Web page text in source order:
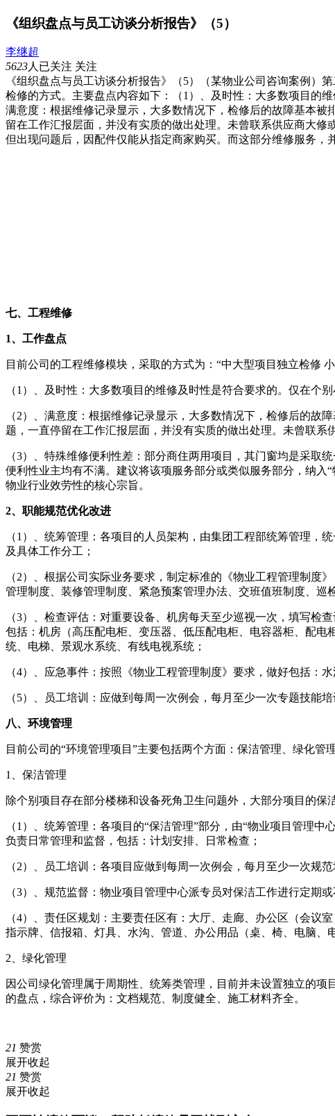
《组织盘点与员工访谈分析报告》（5）
李继超
5623人已关注 关注
《组织盘点与员工访谈分析报告》（5）（某物业公司咨询案例
检修的方式。主要盘点内容如下：（1）、及时性：大多数项目的
满意度：根据维修记录显示，大多数情况下，检修后的故障基本
留在工作汇报层面，并没有实质的做出处理。未曾联系供应商大
但出现问题后，因配件仅能从指定商家购买。而这部分维修服务，
七、工程维修
1、工作盘点
目前公司的工程维修模块，采取的方式为：“中大型项目独立检修
（1）、及时性：大多数项目的维修及时性是符合要求的。仅在个
（2）、满意度：根据维修记录显示，大多数情况下，检修后的故
题，一直停留在工作汇报层面，并没有实质的做出处理。未曾联系
（3）、特殊维修便利性差：部分商住两用项目，其门窗均是采
便利性业主均有不满。建议将该项服务部分或类似服务部分，纳
物业行业效劳性的核心宗旨。
2、职能规范优化改进
（1）、统筹管理：各项目的人员架构，由集团工程部统筹管理
及具体工作分工；
（2）、根据公司实际业务要求，制定标准的《物业工程管理制
管理制度、装修管理制度、紧急预案管理办法、交班值班制度、巡
（3）、检查评估：对重要设备、机房每天至少巡视一次，填写
包括：机房（高压配电柜、变压器、低压配电柜、电容器柜、配
统、电梯、景观水系统、有线电视系统；
（4）、应急事件：按照《物业工程管理制度》要求，做好包括：
（5）、员工培训：应做到每周一次例会，每月至少一次专题技能
八、环境管理
目前公司的“环境管理项目”主要包括两个方面：保洁管理、绿化管理
1、保洁管理
除个别项目存在部分楼梯和设备死角卫生问题外，大部分项目的
（1）、统筹管理：各项目的“保洁管理”部分，由“物业项目管理
负责日常管理和监督，包括：计划安排、日常检查；
（2）、员工培训：各项目应做到每周一次例会，每月至少一次规
（3）、规范监督：物业项目管理中心派专员对保洁工作进行定期
（4）、责任区规划：主要责任区有：大厅、走廊、办公区（会议
指示牌、信报箱、灯具、水沟、管道、办公用品（桌、椅、电脑、
2、绿化管理
因公司绿化管理属于周期性、统筹类管理，目前并未设置独立的
的盘点，综合评价为：文档规范、制度健全、施工材料齐全。
21 赞赏
展开收起
21 赞赏
展开收起